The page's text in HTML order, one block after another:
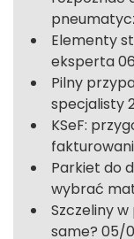
Elementy
eksperta
Pilny
specjalisty
KSeF:
Parkiet do
wybrać
Szczeliny
same? 05/